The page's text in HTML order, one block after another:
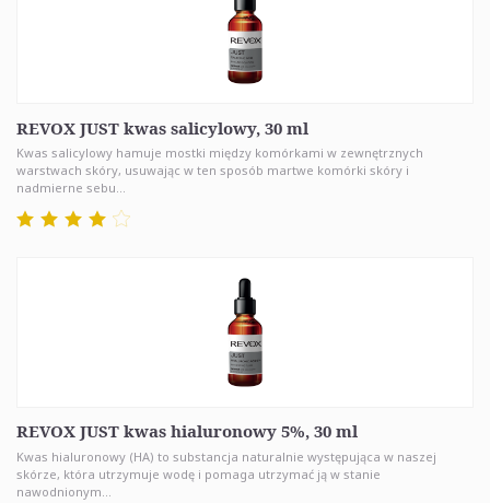
REVOX JUST kwas salicylowy, 30 ml
Kwas salicylowy hamuje mostki między komórkami w zewnętrznych
warstwach skóry, usuwając w ten sposób martwe komórki skóry i
nadmierne sebu...
REVOX JUST kwas hialuronowy 5%, 30 ml
Kwas hialuronowy (HA) to substancja naturalnie występująca w naszej
skórze, która utrzymuje wodę i pomaga utrzymać ją w stanie
nawodnionym...